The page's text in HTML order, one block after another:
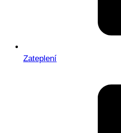
Zateplení